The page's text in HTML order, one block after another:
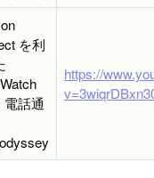
を利
話通
https://